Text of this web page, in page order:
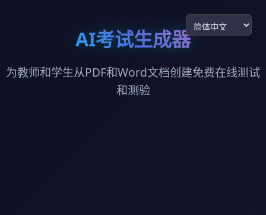
AI考试生成器
为教师和学生从PDF和Word文档创建免费在线测试
和测验